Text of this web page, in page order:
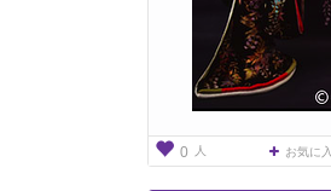
0 人 お気に